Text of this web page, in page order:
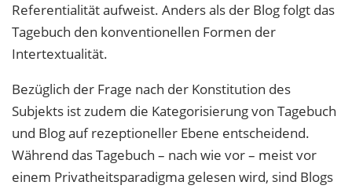
Referentialität aufweist. Anders als der Blog folgt das
Tagebuch den konventionellen Formen der
Intertextualität.
Bezüglich der Frage nach der Konstitution des
Subjekts ist zudem die Kategorisierung von Tagebuch
und Blog auf rezeptioneller Ebene entscheidend.
Während das Tagebuch – nach wie vor – meist vor
einem Privatheitsparadigma gelesen wird, sind Blogs